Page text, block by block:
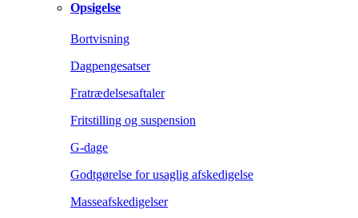
Opsigelse
Bortvisning
Dagpengesatser
Fratrædelsesaftaler
Fritstilling og suspension
G-dage
Godtgørelse for usaglig afskedigelse
Masseafskedigelser